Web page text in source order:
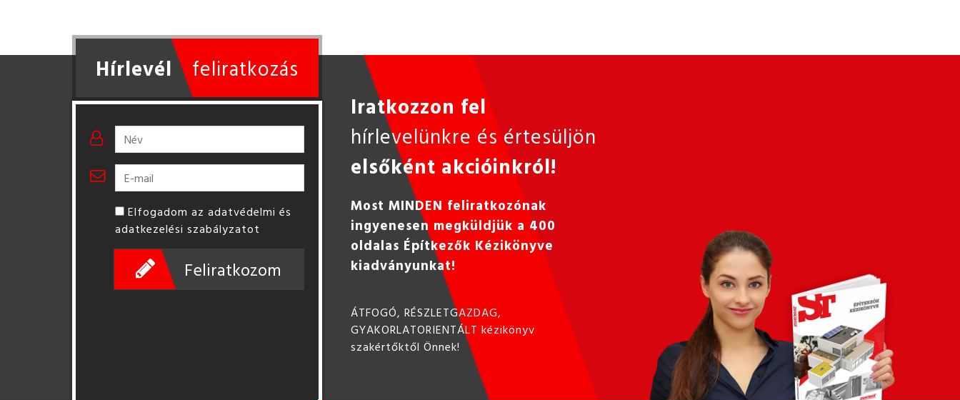
Hírlevél feliratkozás
Elfogadom az adatvédelmi és
adatkezelési szabályzatot
Feliratkozom
Iratkozzon fel
hírlevelünkre és értesüljön
elsőként akcióinkról!
Most MINDEN feliratkozónak
ingyenesen megküldjük a 400
oldalas Építkezők Kézikönyve
kiadványunkat!
ÁTFOGÓ, RÉSZLETGAZDAG,
GYAKORLATORIENTÁLT kézikönyv
szakértőktől Önnek!